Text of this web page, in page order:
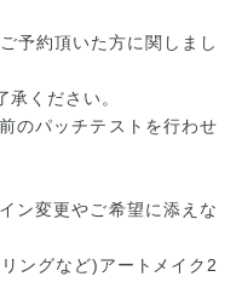
予約頂いた方に関しまし
ください。
のパッチテストを行わせ
ン変更やご希望に添えな
ングなど)アートメイク2